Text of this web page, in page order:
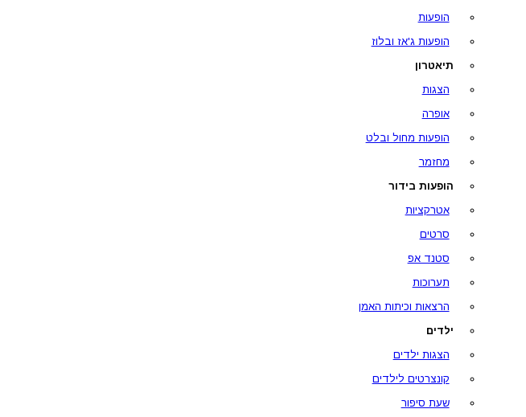
הופעות
הופעות ג'אז ובלוז
תיאטרון
הצגות
אופרה
הופעות מחול ובלט
מחזמר
הופעות בידור
אטרקציות
סרטים
סטנד אפ
תערוכות
הרצאות וכיתות האמן
ילדים
הצגות ילדים
קונצרטים לילדים
שעת סיפור